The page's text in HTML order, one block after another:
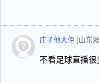
庄子他大侄 [山东
不看足球直播很